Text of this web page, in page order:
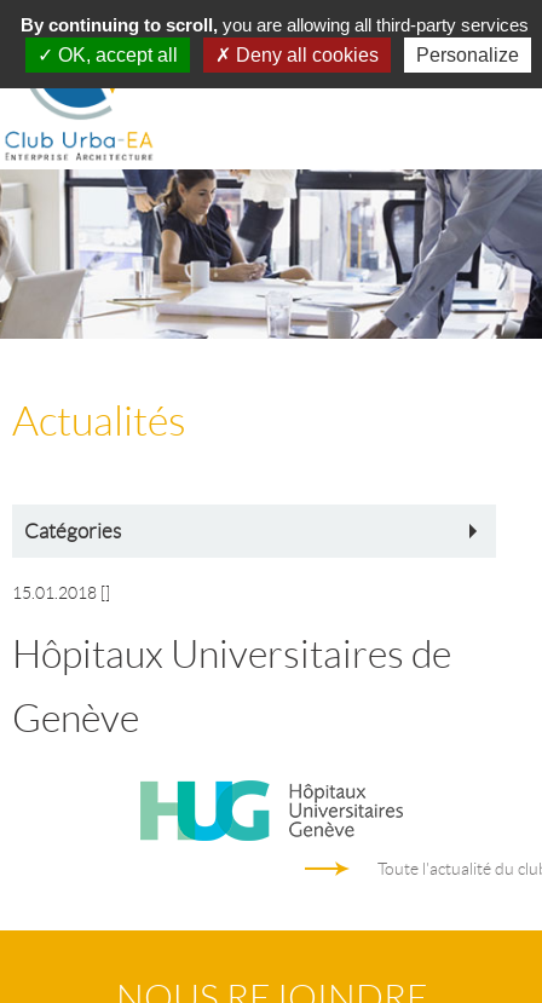
Toggle
navigation
MENU
Actualités
Catégories
15.01.2018
Hôpitaux Universitaires de
Genève
Toute l'actualité du
By continuing to scroll,you are allowing all third-party services
OK, accept all
Deny all cookies Personalize